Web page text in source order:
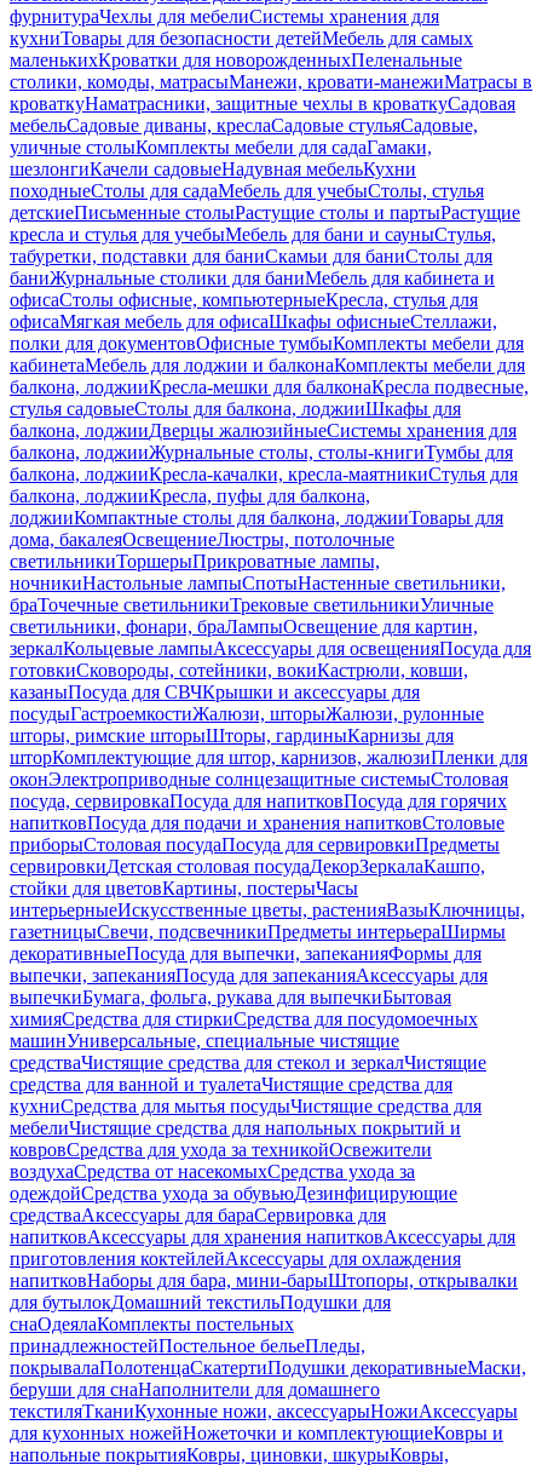
фурнитураЧехлы для мебелиСистемы хранения для
кухниТовары для безопасности детейМебель для самых
маленькихКроватки для новорожденныхПеленальные
столики, комоды, матрасыМанежи, кровати-манежиМатрасы в
кроваткуНаматрасники, защитные чехлы в кроваткуСадовая
мебельСадовые диваны, креслаСадовые стульяСадовые,
уличные столыКомплекты мебели для садаГамаки,
шезлонгиКачели садовыеНадувная мебельКухни
походныеСтолы для садаМебель для учебыСтолы, стулья
детскиеПисьменные столыРастущие столы и партыРастущие
кресла и стулья для учебыМебель для бани и сауныСтулья,
табуретки, подставки для баниСкамьи для баниСтолы для
баниЖурнальные столики для баниМебель для кабинета и
офисаСтолы офисные, компьютерныеКресла, стулья для
офисаМягкая мебель для офисаШкафы офисныеСтеллажи,
полки для документовОфисные тумбыКомплекты мебели для
кабинетаМебель для лоджии и балконаКомплекты мебели для
балкона, лоджииКресла-мешки для балконаКресла подвесные,
стулья садовыеСтолы для балкона, лоджииШкафы для
балкона, лоджииДверцы жалюзийныеСистемы хранения для
балкона, лоджииЖурнальные столы, столы-книгиТумбы для
балкона, лоджииКресла-качалки, кресла-маятникиСтулья для
балкона, лоджииКресла, пуфы для балкона,
лоджииКомпактные столы для балкона, лоджииТовары для
дома, бакалеяОсвещениеЛюстры, потолочные
светильникиТоршерыПрикроватные лампы,
ночникиНастольные лампыСпотыНастенные светильники,
браТочечные светильникиТрековые светильникиУличные
светильники, фонари, браЛампыОсвещение для картин,
зеркалКольцевые лампыАксессуары для освещенияПосуда для
готовкиСковороды, сотейники, вокиКастрюли, ковши,
казаныПосуда для СВЧКрышки и аксессуары для
посудыГастроемкостиЖалюзи, шторыЖалюзи, рулонные
шторы, римские шторыШторы, гардиныКарнизы для
шторКомплектующие для штор, карнизов, жалюзиПленки для
оконЭлектроприводные солнцезащитные системыСтоловая
посуда, сервировкаПосуда для напитковПосуда для горячих
напитковПосуда для подачи и хранения напитковСтоловые
приборыСтоловая посудаПосуда для сервировкиПредметы
сервировкиДетская столовая посудаДекорЗеркалаКашпо,
стойки для цветовКартины, постерыЧасы
интерьерныеИскусственные цветы, растенияВазыКлючницы,
газетницыСвечи, подсвечникиПредметы интерьераШирмы
декоративныеПосуда для выпечки, запеканияФормы для
выпечки, запеканияПосуда для запеканияАксессуары для
выпечкиБумага, фольга, рукава для выпечкиБытовая
химияСредства для стиркиСредства для посудомоечных
машинУниверсальные, специальные чистящие
средстваЧистящие средства для стекол и зеркалЧистящие
средства для ванной и туалетаЧистящие средства для
кухниСредства для мытья посудыЧистящие средства для
мебелиЧистящие средства для напольных покрытий и
ковровСредства для ухода за техникойОсвежители
воздухаСредства от насекомыхСредства ухода за
одеждойСредства ухода за обувьюДезинфицирующие
средстваАксессуары для бараСервировка для
напитковАксессуары для хранения напитковАксессуары для
приготовления коктейлейАксессуары для охлаждения
напитковНаборы для бара, мини-барыШтопоры, открывалки
для бутылокДомашний текстильПодушки для
снаОдеялаКомплекты постельных
принадлежностейПостельное бельеПледы,
покрывалаПолотенцаСкатертиПодушки декоративныеМаски,
беруши для снаНаполнители для домашнего
текстиляТканиКухонные ножи, аксессуарыНожиАксессуары
для кухонных ножейНожеточки и комплектующиеКовры и
напольные покрытияКовры, циновки, шкурыКовры,